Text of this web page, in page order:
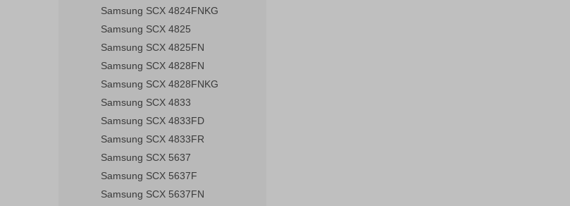
Samsung SCX 4824FNKG
Samsung SCX 4825
Samsung SCX 4825FN
Samsung SCX 4828FN
Samsung SCX 4828FNKG
Samsung SCX 4833
Samsung SCX 4833FD
Samsung SCX 4833FR
Samsung SCX 5637
Samsung SCX 5637F
Samsung SCX 5637FN